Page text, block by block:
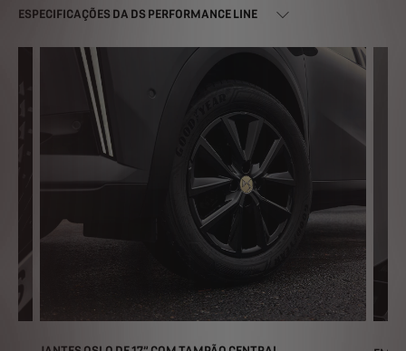
ESPECIFICAÇÕES DA DS PERFORMANCE LINE